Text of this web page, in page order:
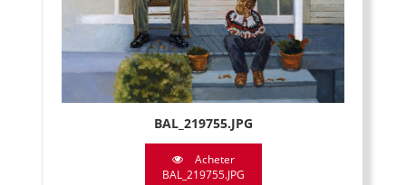
BAL_219755.JPG
Acheter
BAL_219755.JPG